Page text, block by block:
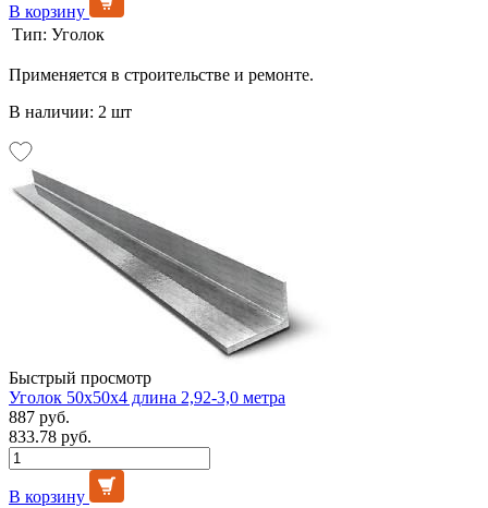
В корзину
Тип: Уголок
Применяется в строительстве и ремонте.
В наличии: 2 шт
Быстрый просмотр
Уголок 50х50х4 длина 2,92-3,0 метра
887 руб.
833.78 руб.
В корзину